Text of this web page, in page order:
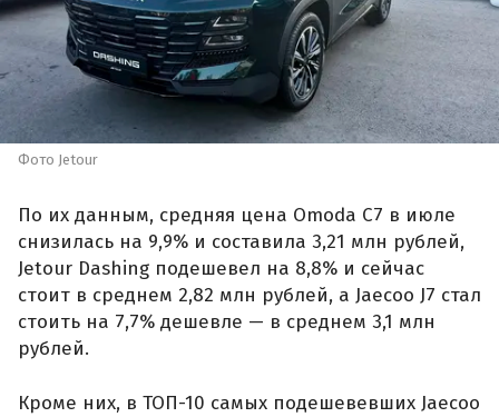
Фото Jetour
По их данным, средняя цена Omoda C7 в июле
снизилась на 9,9% и составила 3,21 млн рублей,
Jetour Dashing подешевел на 8,8% и сейчас
стоит в среднем 2,82 млн рублей, а Jaecoo J7 стал
стоить на 7,7% дешевле — в среднем 3,1 млн
рублей.
Кроме них, в ТОП-10 самых подешевевших Jaecoo